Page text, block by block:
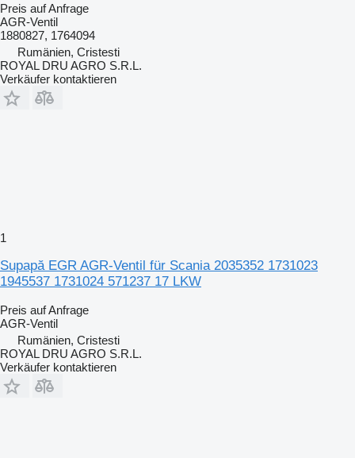
Preis auf Anfrage
AGR-Ventil
1880827, 1764094
Rumänien, Cristesti
ROYAL DRU AGRO S.R.L.
Verkäufer kontaktieren
1
Supapă EGR AGR-Ventil für Scania 2035352 1731023
1945537 1731024 571237 17 LKW
Preis auf Anfrage
AGR-Ventil
Rumänien, Cristesti
ROYAL DRU AGRO S.R.L.
Verkäufer kontaktieren